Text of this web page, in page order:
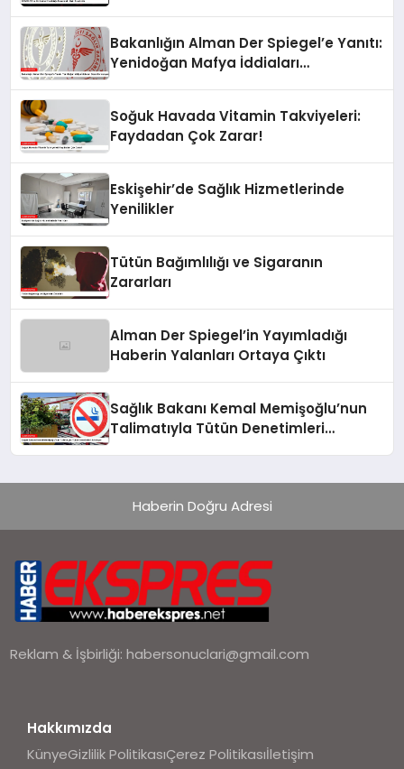
Bakanlığın Alman Der Spiegel’e Yanıtı:
Yenidoğan Mafya İddiaları
Soğuk Havada Vitamin Takviyeleri:
Faydadan Çok Zarar!
Eskişehir’de Sağlık Hizmetlerinde
Yenilikler
Tütün Bağımlılığı ve Sigaranın
Zararları
Alman Der Spiegel’in Yayımladığı
Haberin Yalanları Ortaya Çıktı
Sağlık Bakanı Kemal Memişoğlu’nun
Talimatıyla Tütün Denetimleri
Haberin Doğru Adresi
Reklam & İşbirliği:habersonuclari@gmail.com
Hakkımızda
KünyeGizlilik PolitikasıÇerez Politikasıİletişim